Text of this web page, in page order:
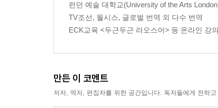
런던 예술 대학교(University of the Arts
TV조선, 월시스, 글로벌 번역 외 다수 번역
ECK교육 <두근두근 라오스어> 등 온라인 강
만든 이 코멘트
저자, 역자, 편집자를 위한 공간입니다. 독자들에게 전하